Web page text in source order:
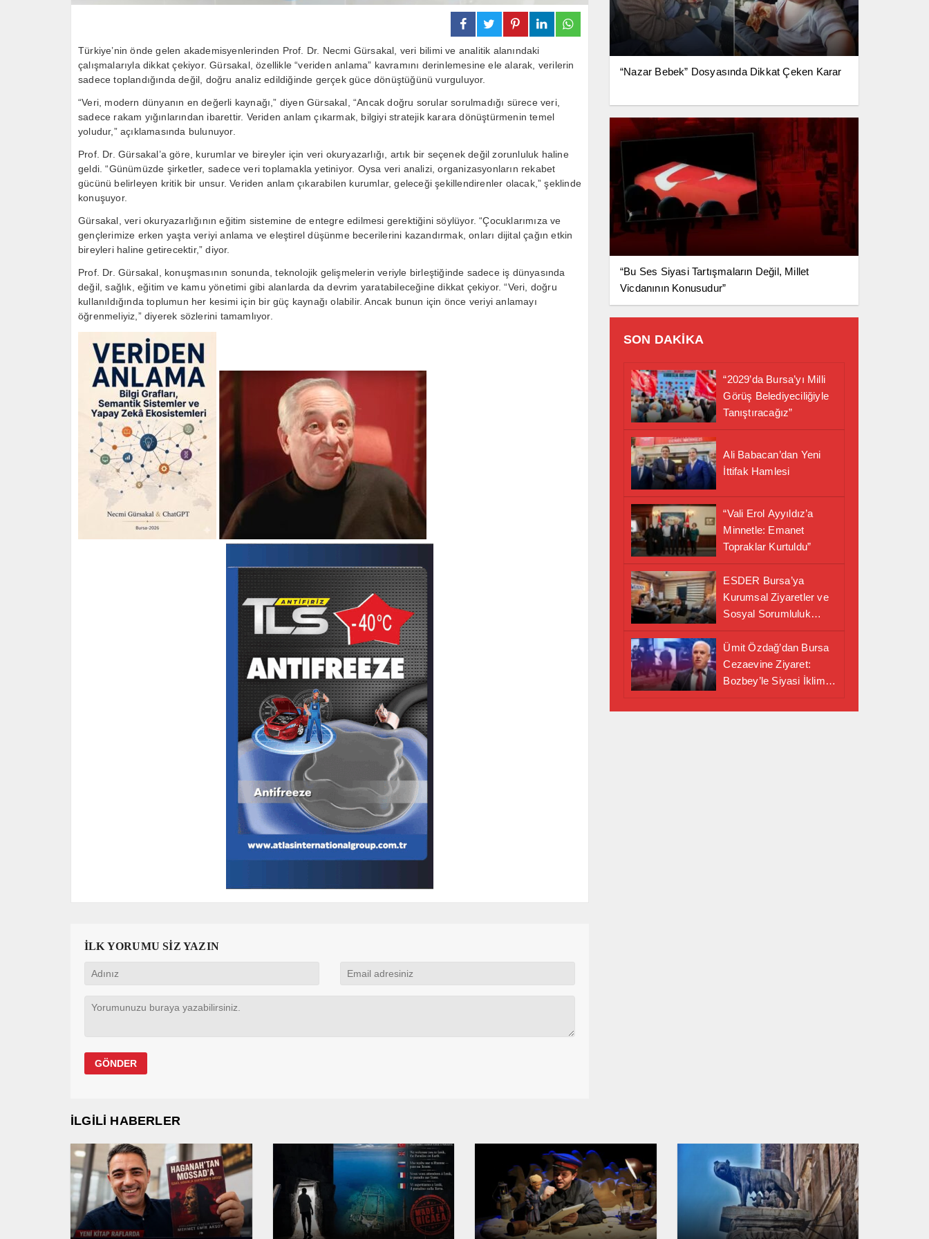
Türkiye’nin önde gelen akademisyenlerinden Prof. Dr. Necmi Gürsakal, veri bilimi ve analitik alanındaki
çalışmalarıyla dikkat çekiyor. Gürsakal, özellikle “veriden anlama” kavramını derinlemesine ele alarak, verilerin
sadece toplandığında değil, doğru analiz edildiğinde gerçek güce dönüştüğünü vurguluyor.
“Veri, modern dünyanın en değerli kaynağı,” diyen Gürsakal, “Ancak doğru sorular sorulmadığı sürece veri,
sadece rakam yığınlarından ibarettir. Veriden anlam çıkarmak, bilgiyi stratejik karara dönüştürmenin temel
yoludur,” açıklamasında bulunuyor.
Prof. Dr. Gürsakal’a göre, kurumlar ve bireyler için veri okuryazarlığı, artık bir seçenek değil zorunluluk haline
geldi. “Günümüzde şirketler, sadece veri toplamakla yetiniyor. Oysa veri analizi, organizasyonların rekabet
gücünü belirleyen kritik bir unsur. Veriden anlam çıkarabilen kurumlar, geleceği şekillendirenler olacak,” şeklinde
konuşuyor.
Gürsakal, veri okuryazarlığının eğitim sistemine de entegre edilmesi gerektiğini söylüyor. “Çocuklarımıza ve
gençlerimize erken yaşta veriyi anlama ve eleştirel düşünme becerilerini kazandırmak, onları dijital çağın etkin
bireyleri haline getirecektir,” diyor.
Prof. Dr. Gürsakal, konuşmasının sonunda, teknolojik gelişmelerin veriyle birleştiğinde sadece iş dünyasında
değil, sağlık, eğitim ve kamu yönetimi gibi alanlarda da devrim yaratabileceğine dikkat çekiyor. “Veri, doğru
kullanıldığında toplumun her kesimi için bir güç kaynağı olabilir. Ancak bunun için önce veriyi anlamayı
öğrenmeliyiz,” diyerek sözlerini tamamlıyor.
İLK YORUMU SİZ YAZIN
“Nazar Bebek” Dosyasında Dikkat Çeken Karar
“Bu Ses Siyasi Tartışmaların Değil, Millet
Vicdanının Konusudur”
SON DAKİKA
“2029’da Bursa’yı Milli
Görüş Belediyeciliğiyle
Tanıştıracağız”
Ali Babacan’dan Yeni
İttifak Hamlesi
“Vali Erol Ayyıldız’a
Minnetle: Emanet
Topraklar Kurtuldu”
ESDER Bursa’ya
Kurumsal Ziyaretler ve
Sosyal Sorumluluk
Alanında Önemli İş
Birliği Adımı
Ümit Özdağ’dan Bursa
Cezaevine Ziyaret:
Bozbey’le Siyasi İklim
İLGİLİ HABERLER